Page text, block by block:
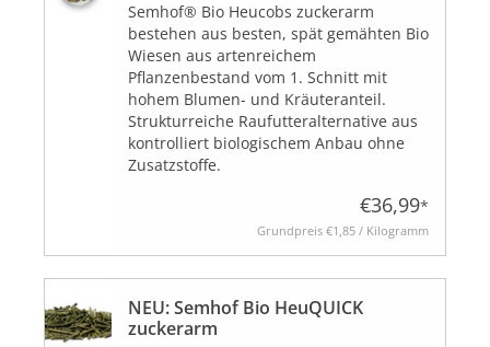
BLOG
Biozertifiziert
Semhof® Bio Heucobs zuckerarm
bestehen aus besten, spät gemähten Bio
Wiesen aus artenreichem
Pflanzenbestand vom 1. Schnitt mit
hohem Blumen- und Kräuteranteil.
Strukturreiche Raufutteralternative aus
kontrolliert biologischem Anbau ohne
Zusatzstoffe.
€36,99*
Grundpreis €1,85 / Kilogramm
NEU: Semhof Bio HeuQUICK
zuckerarm